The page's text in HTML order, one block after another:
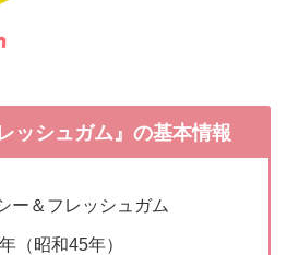
ッシュガム』の基本情報
ー＆フレッシュガム
（昭和45年）